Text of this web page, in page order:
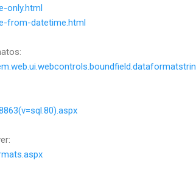
only.html
from-datetime.html